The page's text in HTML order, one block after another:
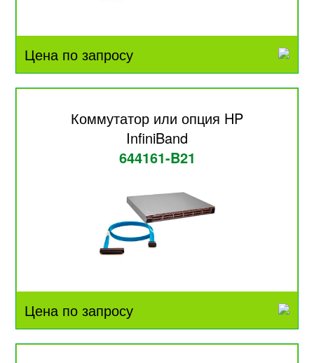
Цена по запросу
Коммутатор или опция HP
InfiniBand
644161-B21
Цена по запросу